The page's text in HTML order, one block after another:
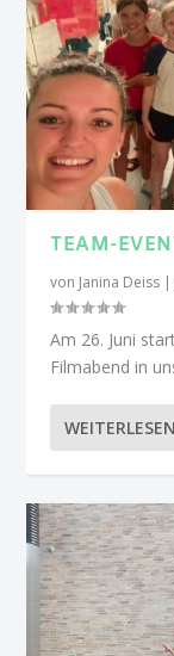
TEAM-
von Janina Deiss |
Am 26. Juni
Filmabend in
WEITERLESEN